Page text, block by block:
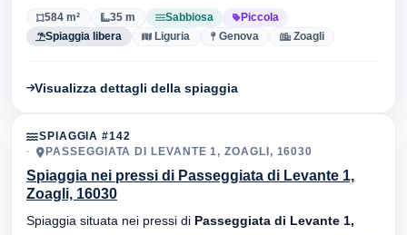
584 m² 35 m Sabbiosa
Piccola
Spiaggia libera
Liguria Genova Zoagli
Visualizza dettagli della spiaggia
SPIAGGIA #142
PASSEGGIATA DI LEVANTE 1, ZOAGLI, 16030
Spiaggia nei pressi di Passeggiata di Levante 1,
Zoagli, 16030
Spiaggia situata nei pressi di Passeggiata di Levante 1,